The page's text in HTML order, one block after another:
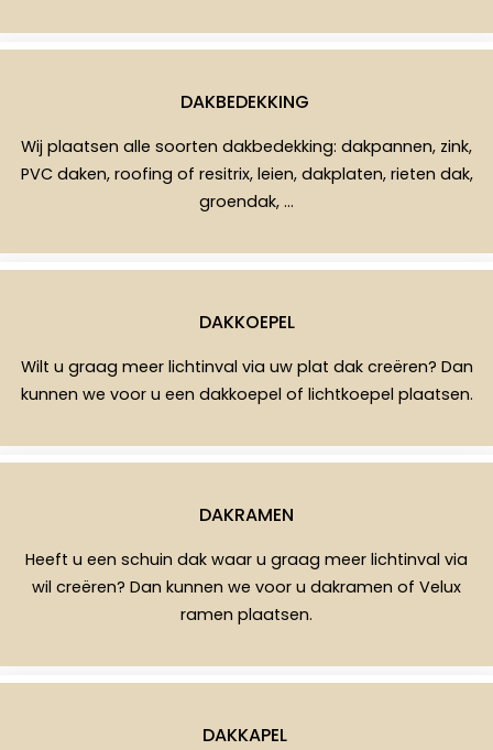
DAKBEDEKKING
Wij plaatsen alle soorten dakbedekking: dakpannen, zink,
PVC daken, roofing of resitrix, leien, dakplaten, rieten dak,
groendak, …
DAKKOEPEL
Wilt u graag meer lichtinval via uw plat dak creëren? Dan
kunnen we voor u een dakkoepel of lichtkoepel plaatsen.
DAKRAMEN
Heeft u een schuin dak waar u graag meer lichtinval via
wil creëren? Dan kunnen we voor u dakramen of Velux
ramen plaatsen.
DAKKAPEL